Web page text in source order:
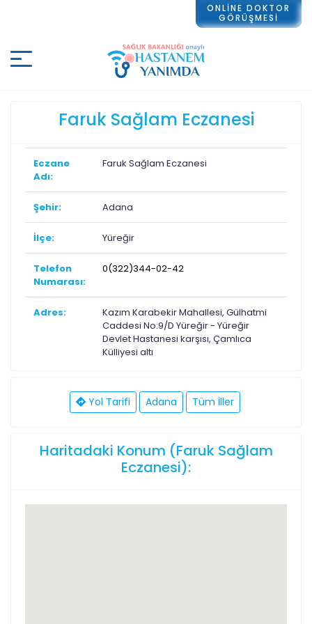
Faruk Sağlam Eczanesi
Eczane
Adı:
Faruk Sağlam Eczanesi
Şehir: Adana
İlçe: Yüreğir
Telefon
Numarası:
0(322)344-02-42
Adres:
Kazım Karabekir Mahallesi, Gülhatmi
Caddesi No:9/D Yüreğir - Yüreğir
Devlet Hastanesi karşısı, Çamlıca
Külliyesi altı
Yol Tarifi Adana Tüm İller
Haritadaki Konum (Faruk Sağlam
Eczanesi):
ONLİNE DOKTOR
GÖRÜŞMESİ